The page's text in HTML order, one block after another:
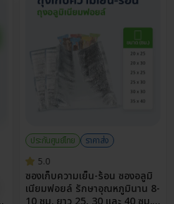
ประกันศูนย์ไทย
ราคาส่ง
5.0
ซองเก็บความเย็น-ร้อน ซองอลูมิ
เนียมฟอยล์ รักษาอุณหภูมินาน 8-